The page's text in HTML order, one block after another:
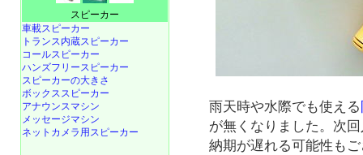
雨天時や水際でも使える
が無くなりました。次
納期が遅れる可能性も
スピーカー
車載スピーカー
トランス内蔵スピーカー
コールスピーカー
ハンズフリースピーカー
スピーカーの大きさ
ボックススピーカー
アナウンスマシン
メッセージマシン
ネットカメラ用スピーカー